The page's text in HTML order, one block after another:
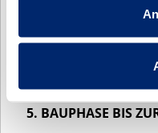
Bauleiter kennen
Bemusterung der
5. BAUPHASE BIS